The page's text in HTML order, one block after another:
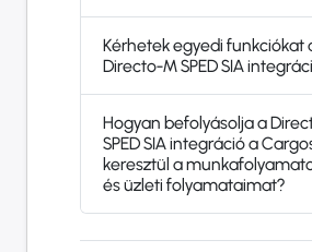
Kérhetek egyedi funkciókat
Directo-M SPED SIA
Hogyan befolyásolja a
SPED SIA integráció a
keresztül a
és üzleti folyamataimat?